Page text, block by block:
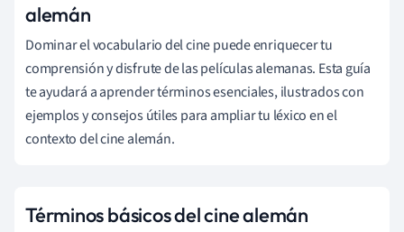
alemán
Dominar el vocabulario del cine puede enriquecer tu
comprensión y disfrute de las películas alemanas. Esta guía
te ayudará a aprender términos esenciales, ilustrados con
ejemplos y consejos útiles para ampliar tu léxico en el
contexto del cine alemán.
Términos básicos del cine alemán